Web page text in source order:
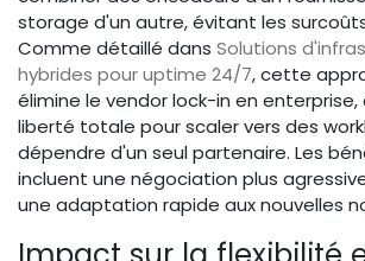
storage d'un autre, évitant les
Comme détaillé dans Solutions
hybrides pour uptime 24/7, cette
élimine le vendor lock-in en
liberté totale pour scaler vers des
dépendre d'un seul partenaire. Les
incluent une négociation plus
une adaptation rapide aux nouvelles